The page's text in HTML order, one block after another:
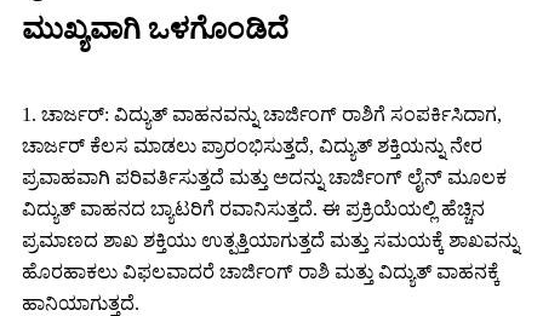
ಮುಖ್ಯವಾಗಿ ಒಳಗೊಂಡಿದೆ
1. ಚಾರ್ಜರ್: ವಿದ್ಯುತ್ ವಾಹನವನ್ನು ಚಾರ್ಜಿಂಗ್ ರಾಶಿಗೆ ಸಂಪರ್ಕಿಸಿದಾಗ,
ಚಾರ್ಜರ್ ಕೆಲಸ ಮಾಡಲು ಪ್ರಾರಂಭಿಸುತ್ತದೆ, ವಿದ್ಯುತ್ ಶಕ್ತಿಯನ್ನು ನೇರ
ಪ್ರವಾಹವಾಗಿ ಪರಿವರ್ತಿಸುತ್ತದೆ ಮತ್ತು ಅದನ್ನು ಚಾರ್ಜಿಂಗ್ ಲೈನ್ ಮೂಲಕ
ವಿದ್ಯುತ್ ವಾಹನದ ಬ್ಯಾಟರಿಗೆ ರವಾನಿಸುತ್ತದೆ. ಈ ಪ್ರಕ್ರಿಯೆಯಲ್ಲಿ ಹೆಚ್ಚಿನ
ಪ್ರಮಾಣದ ಶಾಖ ಶಕ್ತಿಯು ಉತ್ಪತ್ತಿಯಾಗುತ್ತದೆ ಮತ್ತು ಸಮಯಕ್ಕೆ ಶಾಖವನ್ನು
ಹೊರಹಾಕಲು ವಿಫಲವಾದರೆ ಚಾರ್ಜಿಂಗ್ ರಾಶಿ ಮತ್ತು ವಿದ್ಯುತ್ ವಾಹನಕ್ಕೆ
ಹಾನಿಯಾಗುತ್ತದೆ.